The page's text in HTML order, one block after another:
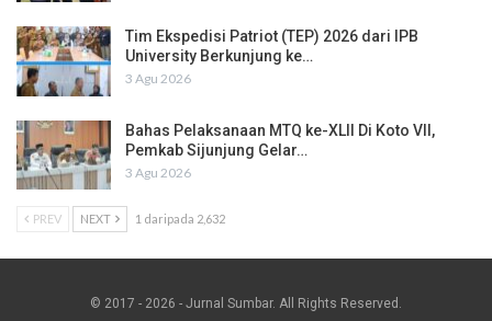
Tim Ekspedisi Patriot (TEP) 2026 dari IPB
University Berkunjung ke…
3 Agu 2026
Bahas Pelaksanaan MTQ ke-XLII Di Koto VII,
Pemkab Sijunjung Gelar…
3 Agu 2026
PREV NEXT 1 daripada 2,632
© 2017 - 2026 - Jurnal Sumbar. All Rights Reserved.